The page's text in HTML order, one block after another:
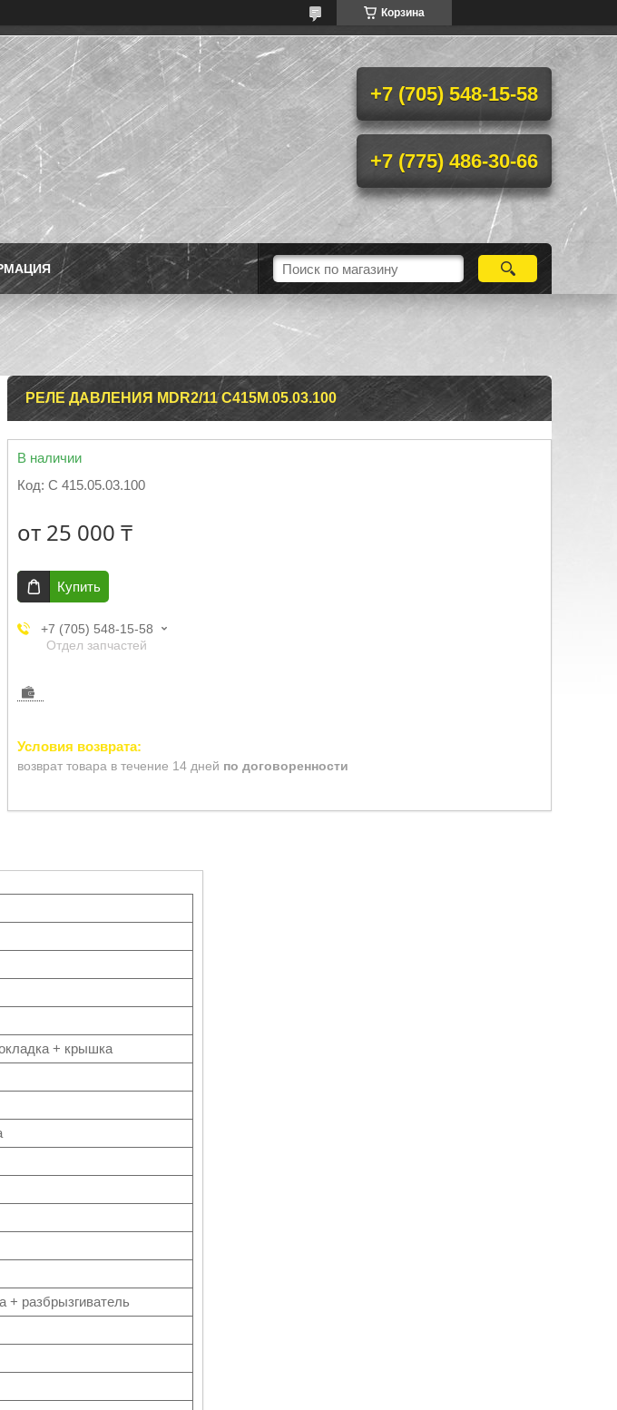
Корзина
+7 (705) 548-15-58
+7 (775) 486-30-66
РЕЛЕ ДАВЛЕНИЯ MDR2/11 C415М.05.03.100
В наличии
Код: С 415.05.03.100
от 25 000 ₸
Купить
+7 (705) 548-15-58
Отдел запчастей
возврат товара в течение 14 дней по договоренности
+ крышка
+ разбрызгиватель